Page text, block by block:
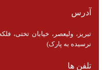
آدرس
نرسیده به پارک)
تلفن ها